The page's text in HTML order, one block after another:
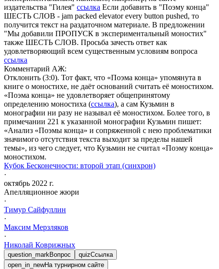
издательства "Гилея" ссылка Если добавить в "Поэму конца"
ШЕСТЬ СЛОВ - jam packed elevator every button pushed, то
получится текст на раздаточном материале. В предложении
"Мы добавили ПРОПУСК в экспериментальный моностих"
также ШЕСТЬ СЛОВ. Просьба зачесть ответ как
удовлетворяющий всем существенным условиям вопроса
ссылка
Комментарий АЖ:
Отклонить (3:0). Тот факт, что «Поэма конца» упомянута в
книге о моностихе, не даёт оснований считать её моностихом.
«Поэма конца» не удовлетворяет общепринятому
определению моностиха (ссылка), а сам Кузьмин в
монографии ни разу не называл её моностихом. Более того, в
примечании 221 к указанной монографии Кузьмин пишет:
«Анализ «Поэмы конца» и сопряженной с нею проблематики
значимого отсутствия текста выходит за пределы нашей
темы», из чего следует, что Кузьмин не считал «Поэму конца»
моностихом.
Кубок Бесконечности: второй этап (синхрон)
·
октябрь 2022 г.
Апелляционное жюри
·
Тимур Сайфуллин
·
Максим Мерзляков
·
Николай Коврижных
question_mark Вопрос quizСсылка
open_in_newНа турнирном сайте